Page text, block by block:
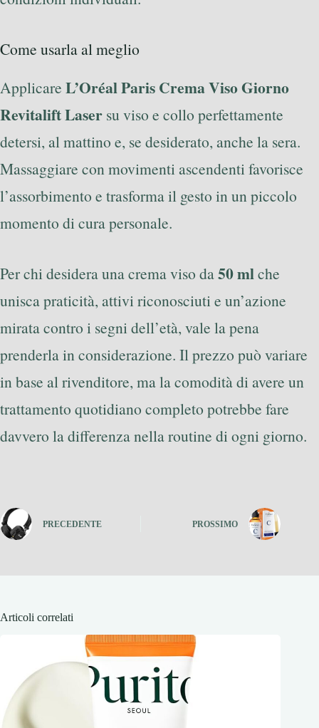
Come usarla al meglio
Applicare L’Oréal Paris Crema Viso Giorno
Revitalift Laser su viso e collo perfettamente
detersi, al mattino e, se desiderato, anche la sera.
Massaggiare con movimenti ascendenti favorisce
l’assorbimento e trasforma il gesto in un piccolo
momento di cura personale.
Per chi desidera una crema viso da50 mlche
unisca praticità, attivi riconosciuti e un’azione
mirata contro i segni dell’età, vale la pena
prenderla in considerazione. Il prezzo può variare
in base al rivenditore, ma la comodità di avere un
trattamento quotidiano completo potrebbe fare
davvero la differenza nella routine di ogni giorno.
PRECEDENTE PROSSIMO
Articoli correlati